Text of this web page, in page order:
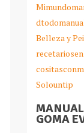
Belleza y
Solountip
GOMA